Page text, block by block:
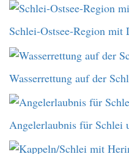
Schlei-Ostsee-Region mit
Wasserrettung auf der
Angelerlaubnis für Schlei